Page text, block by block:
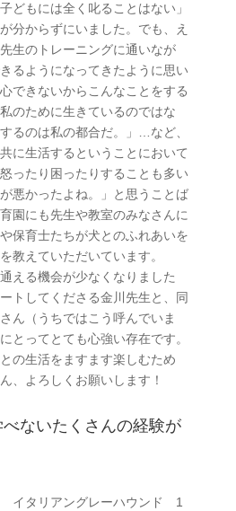
どもには全く叱ることはない」
分からずにいました。でも、え
生のトレーニングに通いなが
るようになってきたように思い
できないからこんなことをする
のために生きているのではな
るのは私の都合だ。」…など、
に生活するということにおいて
ったり困ったりすることも多い
悪かったよね。」と思うことば
園にも先生や教室のみなさんに
保育士たちが犬とのふれあいを
教えていただいています。
える機会が少なくなりました
トしてくださる金川先生と、同
ん（うちではこう呼んでいま
とってとても心強い存在です。
の生活をますます楽しむため
、よろしくお願いします！
ないたくさんの経験が
イタリアングレーハウンド 1